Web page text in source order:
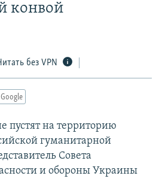
конвой
без VPN
пустят на территорию
гуманитарной
Совета
и обороны Украины